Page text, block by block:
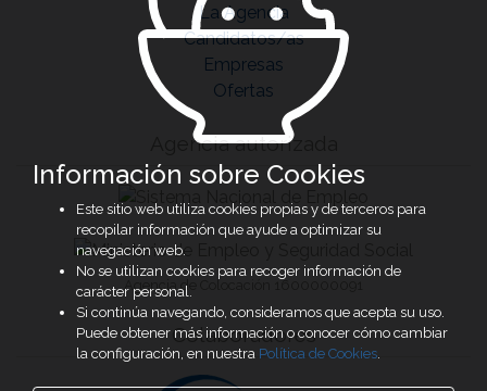
La Agencia
Candidatos/as
Empresas
Ofertas
Agencia autorizada
Agencia de Colocación 1600000091
Colaboradores
Información sobre Cookies
Este sitio web utiliza cookies propias y de terceros para
recopilar información que ayude a optimizar su
navegación web.
No se utilizan cookies para recoger información de
carácter personal.
Si continúa navegando, consideramos que acepta su uso.
Puede obtener más información o conocer cómo cambiar
la configuración, en nuestra Política de Cookies.